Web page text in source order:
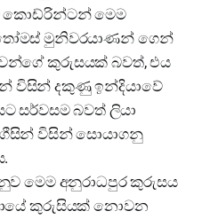
කොඩ්රින්ටන් මෙම
මුනිවරයාණන් ගෙන්
කුරුසයක් බවත්, එය
විසින් දකුණු ඉන්දියාවේ
සර්වසම බවත් ලියා
විසින් සොයාගනු
මෙම අනුරාධපුර කුරුසය
කුරුසියක් නොවන